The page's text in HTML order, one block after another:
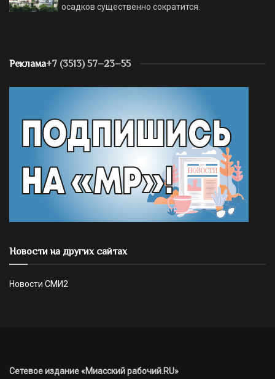
осадков существенно сократится.
Реклама+7 (3513) 57–23–55
Новости на других сайтах
Новости СМИ2
Сетевое издание «Миасский рабочий.RU»